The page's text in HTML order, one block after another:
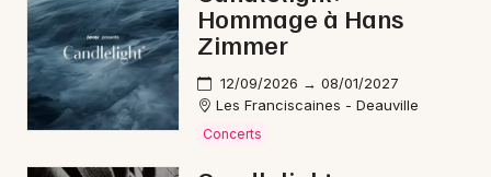
Hommage à Hans
Zimmer
12/09/2026 → 08/01/2027
Les Franciscaines - Deauville
Concerts